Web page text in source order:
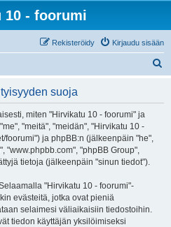
10 - foorumi
Kirjaudu sisään
Rekisteröidy
suoja
miten "Hirvikatu 10 - foorumi" ja
"meitä", "meidän", "Hirvikatu 10 -
foorumi") ja phpBB:n (jälkeenpäin "he",
"www.phpbb.com", "phpBB Group",
tietoja (jälkeenpäin "sinun tiedot").
"Hirvikatu 10 - foorumi"-
evästeitä, jotka ovat pieniä
selaimesi väliaikaisiin tiedostoihin.
tiedon käyttäjän yksilöimiseksi